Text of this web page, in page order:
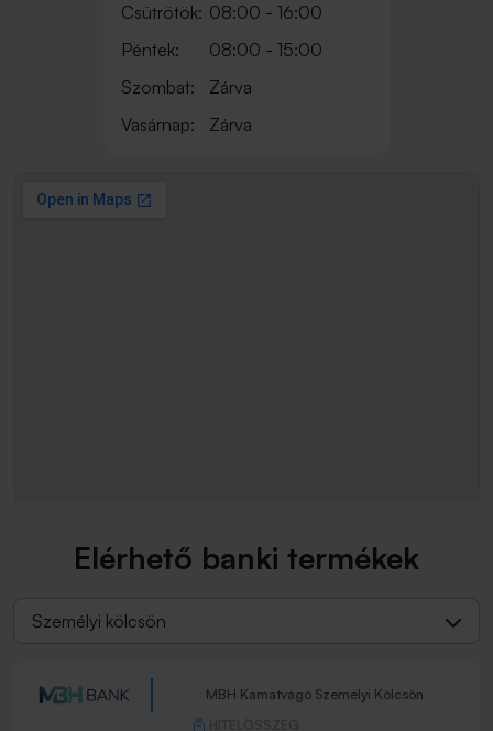
Csütrötök: 08:00 - 16:00
Péntek:
08:00 - 15:00
Szombat:
Zárva
Vasárnap:
Zárva
Elérhető banki termékek
Személyi kölcsön
MBH Kamatvágó Személyi Kölcsön